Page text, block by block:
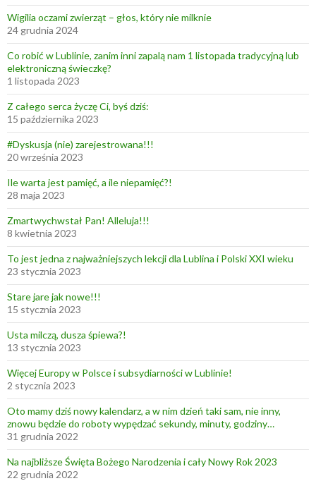
e
h
s
Wigilia oczami zwierząt – głos, który nie milknie
24 grudnia 2024
Co robić w Lublinie, zanim inni zapalą nam 1 listopada tradycyjną lub
elektroniczną świeczkę?
1 listopada 2023
Z całego serca życzę Ci, byś dziś:
15 października 2023
#Dyskusja (nie) zarejestrowana!!!
20 września 2023
Ile warta jest pamięć, a ile niepamięć?!
28 maja 2023
Zmartwychwstał Pan! Alleluja!!!
8 kwietnia 2023
To jest jedna z najważniejszych lekcji dla Lublina i Polski XXI wieku
23 stycznia 2023
Stare jare jak nowe!!!
15 stycznia 2023
Usta milczą, dusza śpiewa?!
13 stycznia 2023
Więcej Europy w Polsce i subsydiarności w Lublinie!
2 stycznia 2023
Oto mamy dziś nowy kalendarz, a w nim dzień taki sam, nie inny,
znowu będzie do roboty wypędzać sekundy, minuty, godziny…
31 grudnia 2022
Na najbliższe Święta Bożego Narodzenia i cały Nowy Rok 2023
22 grudnia 2022